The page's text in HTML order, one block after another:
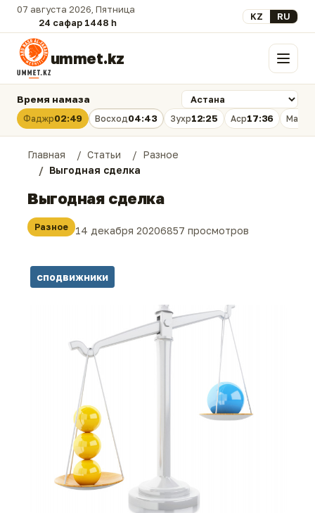
07 августа 2026, Пятница
24 сафар 1448 һ.
Выберите язык
KZ RU
ummet.kz Меню
Время намаза
Фаджр02:49 Восход04:43 Зухр12:25 Аср17:36
Главная Статьи
Разное
Выгодная сделка
Выгодная сделка
Разное 14 декабря 20206857 просмотров
сподвижники